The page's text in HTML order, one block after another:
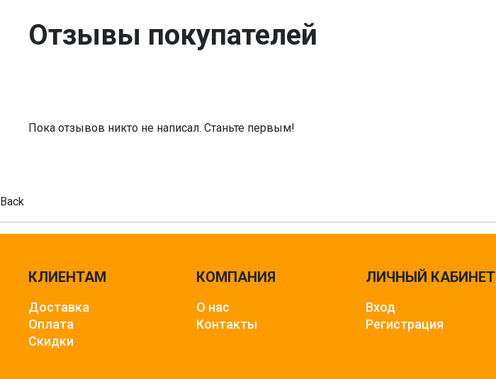
Отзывы покупателей
Пока отзывов никто не написал. Станьте первым!
Back
КЛИЕНТАМ
Доставка
Оплата
Скидки
КОМПАНИЯ
О нас
Контакты
ЛИЧНЫЙ КАБИНЕТ
Вход
Регистрация